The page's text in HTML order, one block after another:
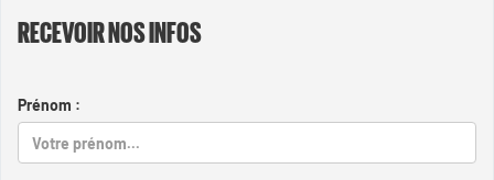
RECEVOIR NOS INFOS
Prénom :